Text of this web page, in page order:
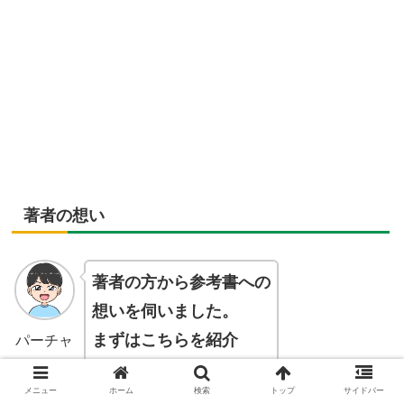
著者の想い
パーチャ
ル
著者の方から参考書への
想いを伺いました。
まずはこちらを紹介
させていただきます。
メニュー ホーム 検索 トップ サイドバー